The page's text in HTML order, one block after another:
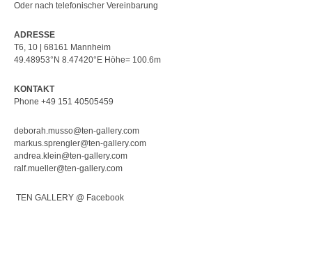
Oder nach telefonischer Vereinbarung
ADRESSE
T6, 10 | 68161 Mannheim
49.48953°N 8.47420°E Höhe= 100.6m
KONTAKT
Phone +49 151 40505459
deborah.musso@ten-gallery.com
markus.sprengler@ten-gallery.com
andrea.klein@ten-gallery.com
ralf.mueller@ten-gallery.com
TEN GALLERY @ Facebook